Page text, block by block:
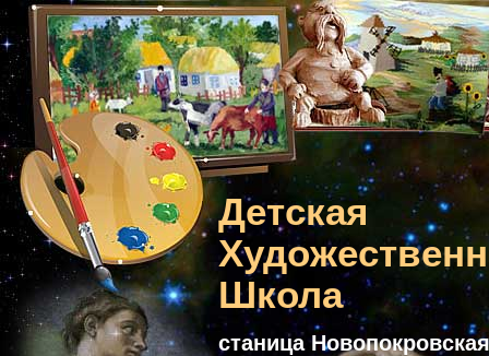
Детская
Школа
станица Новопокровская